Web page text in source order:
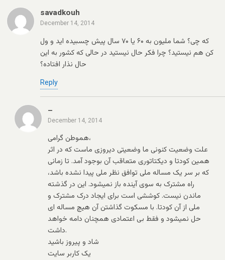
savadkouh
December 14, 2014
که چی‌؟ شما ملیون به ۶۰ یا ۷۰ سال پیش چسبیده اید و ول
کن هم نیستید؟ چرا فکر حال نیستید در حالی‌ که کشور به این
حال نذار افتاده؟
Reply
–
December 14, 2014
هموطن گرامی،
علت وضعیت کنونی ما وضعیتی دیروزی ماست که در اثر
همین کودتا و دیکتاتوری متعاقب آن بوجود آمد. تا زمانی
که بر سر یک مساله ملی توافق نظر ملی پیدا نشده باشد،
راه مشترک به سوی آینده باز نمیشود. این در گذشته
ماندن نیست. کوششی است برای ایجاد درک مشترک و
ملی از آن کودتا. با مسکوت گذاشتن آن هیچ مساله ای
حل نمیشود و فقط بی اعتمادی همچنان دامه خواهد
داشت.
شاد و پیروز باشید
یک کاربر سایت